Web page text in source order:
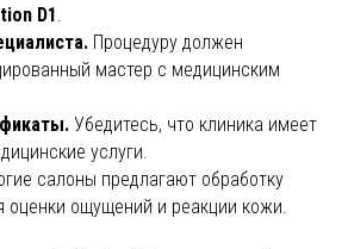
D1.
Процедуру должен
мастер с медицинским
Убедитесь, что клиника имеет
услуги.
салоны предлагают обработку
оценки ощущений и реакции кожи.